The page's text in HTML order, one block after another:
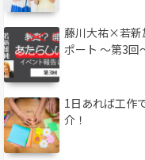
藤川大祐×若新
ポート 〜第3回
1日あれば工作
介！